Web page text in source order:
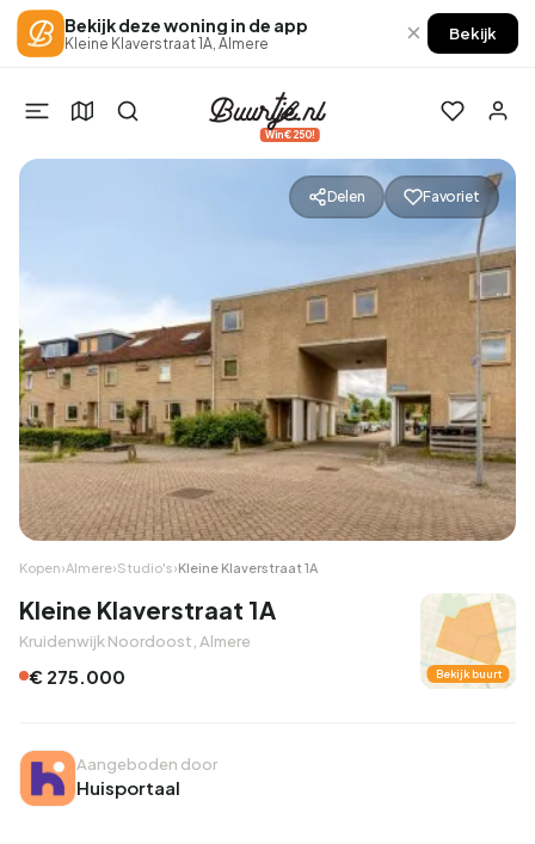
Bekijk deze woning in de app
Kleine Klaverstraat 1A, Almere × Bekijk
Win €250!
Delen Favoriet
Kopen›Almere›Studio's›Kleine Klaverstraat 1A
Kleine Klaverstraat 1A
Kruidenwijk Noordoost, Almere
€ 275.000 Bekijk buurt
Aangeboden door
Huisportaal